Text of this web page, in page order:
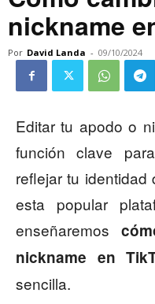
nickname
Por David Landa - 09/10/2024
Editar tu apodo o
función clave
reflejar tu
esta popular
enseñaremos
nickname en
sencilla.